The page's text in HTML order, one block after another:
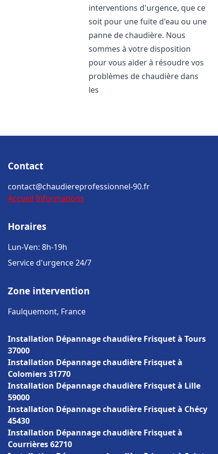
interventions d'urgence, que ce
soit pour une fuite d'eau ou une
panne de chaudière. Nous
sommes à votre disposition
pour vous aider à résoudre vos
problèmes de chaudière dans
les
Contact
contact@chaudiereprofessionnel-90.fr
Accueil Informations
Horaires
Lun-Ven: 8h-19h
Service d'urgence 24/7
Zone intervention
Faulquemont, France
Installation Dépannage chaudière Frisquet à Tours
37000
Installation Dépannage chaudière Frisquet à
Colomiers 31770
Installation Dépannage chaudière Frisquet à Lille
59000
Installation Dépannage chaudière Frisquet à Chécy
45430
Installation Dépannage chaudière Frisquet à
Courrières 62710